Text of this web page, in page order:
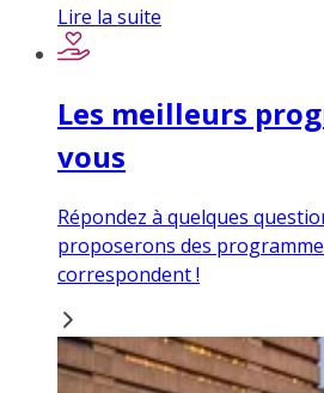
Lire la suite
Les meilleurs
vous
Répondez à quelques
proposerons des
correspondent !